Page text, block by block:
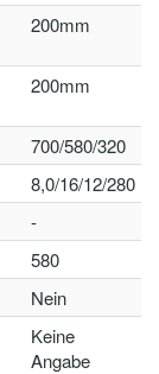
200mm
200mm
700/580/320
8,0/16/12/280
-
580
Nein
Keine
Angabe